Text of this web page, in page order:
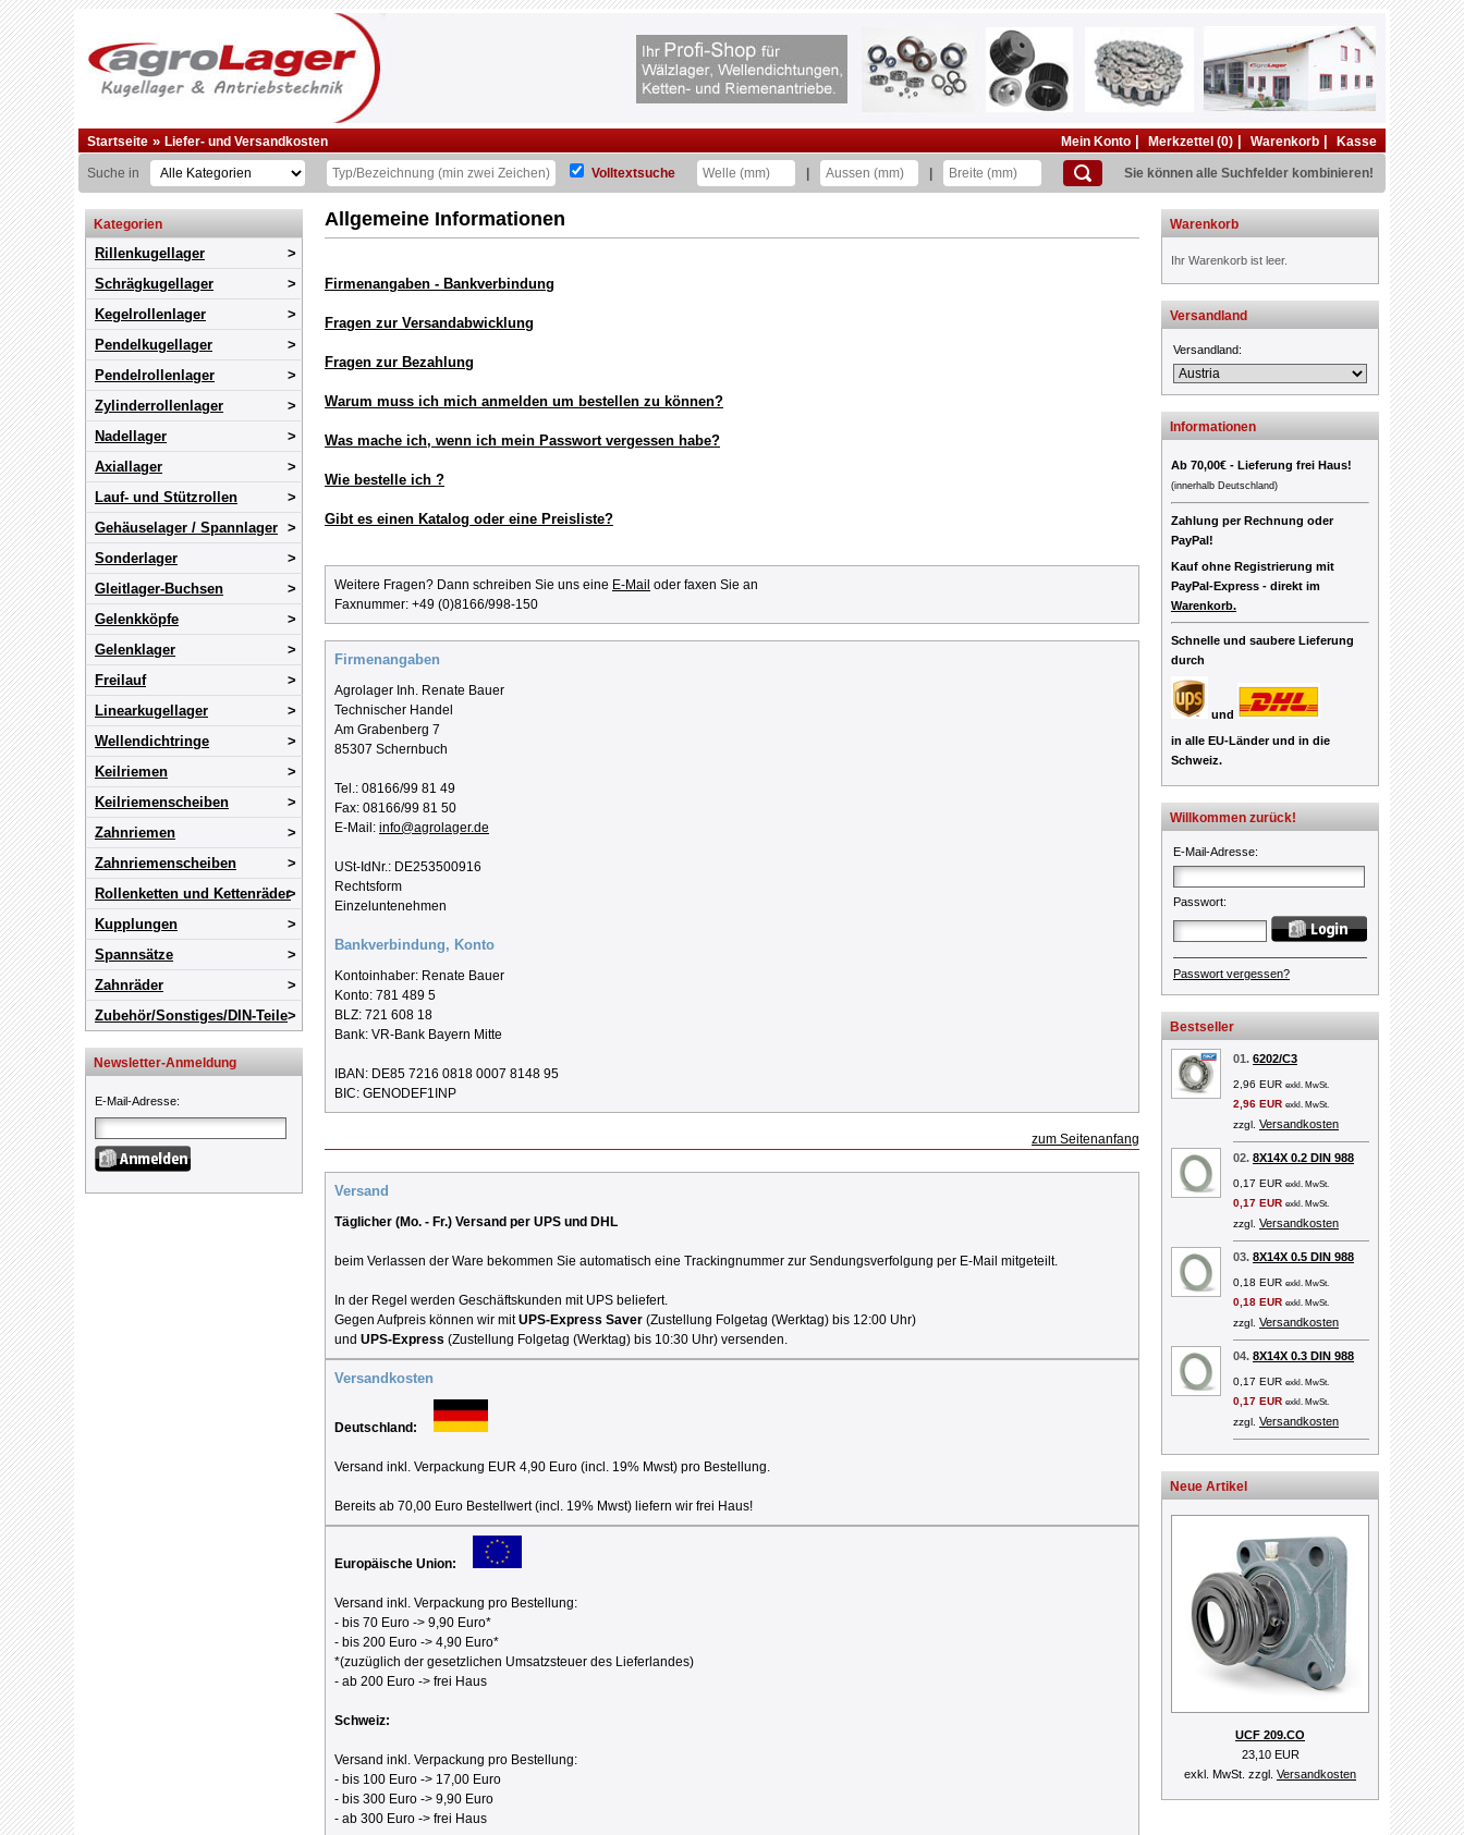
Startseite » Liefer- und Versandkosten Mein Konto Merkzettel (0) Warenkorb Kasse
Suche in Volltextsuche Sie können alle Suchfelder kombinieren!
Kategorien
Rillenkugellager
Schrägkugellager
Kegelrollenlager
Pendelkugellager
Pendelrollenlager
Zylinderrollenlager
Nadellager
Axiallager
Lauf- und Stützrollen
Gehäuselager / Spannlager
Sonderlager
Gleitlager-Buchsen
Gelenkköpfe
Gelenklager
Freilauf
Linearkugellager
Wellendichtringe
Keilriemen
Keilriemenscheiben
Zahnriemen
Zahnriemenscheiben
Rollenketten und Kettenräder
Kupplungen
Spannsätze
Zahnräder
Zubehör/Sonstiges/DIN-Teile
Newsletter-Anmeldung
E-Mail-Adresse:
Allgemeine Informationen
Firmenangaben - Bankverbindung
Fragen zur Versandabwicklung
Fragen zur Bezahlung
Warum muss ich mich anmelden um bestellen zu können?
Was mache ich, wenn ich mein Passwort vergessen habe?
Wie bestelle ich ?
Gibt es einen Katalog oder eine Preisliste?
Weitere Fragen? Dann schreiben Sie uns eine E-Mail oder faxen Sie an
Faxnummer: +49 (0)8166/998-150
Firmenangaben
Agrolager Inh. Renate Bauer
Technischer Handel
Am Grabenberg 7
85307 Schernbuch
Tel.: 08166/99 81 49
Fax: 08166/99 81 50
E-Mail: info@agrolager.de
USt-IdNr.: DE253500916
Rechtsform
Einzeluntenehmen
Bankverbindung, Konto
Kontoinhaber: Renate Bauer
Konto: 781 489 5
BLZ: 721 608 18
Bank: VR-Bank Bayern Mitte
IBAN: DE85 7216 0818 0007 8148 95
BIC: GENODEF1INP
zum Seitenanfang
Versand
Täglicher (Mo. - Fr.) Versand per UPS und DHL
beim Verlassen der Ware bekommen Sie automatisch eine Trackingnummer zur Sendungsverfolgung per E-Mail mitgeteilt.
In der Regel werden Geschäftskunden mit UPS beliefert.
Gegen Aufpreis können wir mitUPS-Express Saver (Zustellung Folgetag (Werktag) bis 12:00 Uhr)
und UPS-Express (Zustellung Folgetag (Werktag) bis 10:30 Uhr) versenden.
Versandkosten
Deutschland:
Versand inkl. Verpackung EUR 4,90 Euro (incl. 19% Mwst) pro Bestellung.
Bereits ab 70,00 Euro Bestellwert (incl. 19% Mwst) liefern wir frei Haus!
Europäische Union:
Versand inkl. Verpackung pro Bestellung:
- bis 70 Euro -> 9,90 Euro*
- bis 200 Euro -> 4,90 Euro*
*(zuzüglich der gesetzlichen Umsatzsteuer des Lieferlandes)
- ab 200 Euro -> frei Haus
Schweiz:
Versand inkl. Verpackung pro Bestellung:
- bis 100 Euro -> 17,00 Euro
- bis 300 Euro -> 9,90 Euro
- ab 300 Euro -> frei Haus
Warenkorb
Ihr Warenkorb ist leer.
Versandland
Versandland:
Informationen
Ab 70,00€ - Lieferung frei Haus!
(innerhalb Deutschland)
Zahlung per Rechnung oder
PayPal!
Kauf ohne Registrierung mit
PayPal-Express - direkt im
Warenkorb.
Schnelle und saubere Lieferung
durch
und
in alle EU-Länder und in die
Schweiz.
Willkommen zurück!
E-Mail-Adresse:
Passwort:
Passwort vergessen?
Bestseller
01. 6202/C3
2,96 EUR exkl. MwSt.
2,96 EUR exkl. MwSt.
zzgl. Versandkosten
02. 8X14X 0.2 DIN 988
0,17 EUR exkl. MwSt.
0,17 EUR exkl. MwSt.
zzgl. Versandkosten
03. 8X14X 0.5 DIN 988
0,18 EUR exkl. MwSt.
0,18 EUR exkl. MwSt.
zzgl. Versandkosten
04. 8X14X 0.3 DIN 988
0,17 EUR exkl. MwSt.
0,17 EUR exkl. MwSt.
zzgl. Versandkosten
Neue Artikel
UCF 209.CO
23,10 EUR
exkl. MwSt. zzgl. Versandkosten